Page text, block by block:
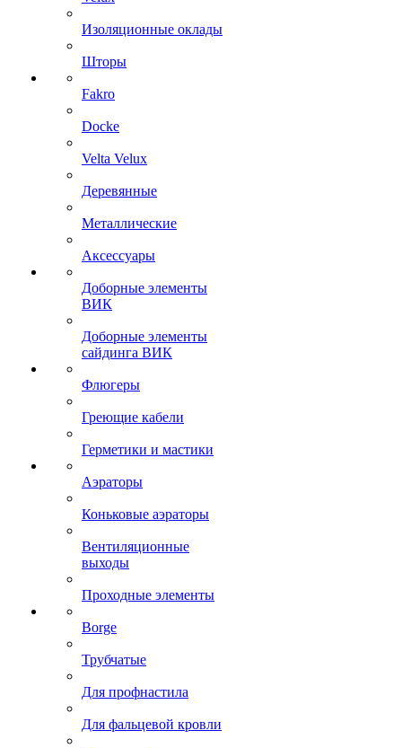
Изоляционные оклады
Шторы
Fakro
Docke
Velta Velux
Деревянные
Металлические
Аксессуары
Доборные элементы
ВИК
Доборные элементы
сайдинга ВИК
Флюгеры
Греющие кабели
Герметики и мастики
Аэраторы
Коньковые аэраторы
Вентиляционные
выходы
Проходные элементы
Borge
Трубчатые
Для профнастила
Для фальцевой кровли